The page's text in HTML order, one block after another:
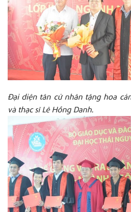
Đại diện tân cử nhân tặng hoa
và thạc sĩ Lê Hồng Danh.